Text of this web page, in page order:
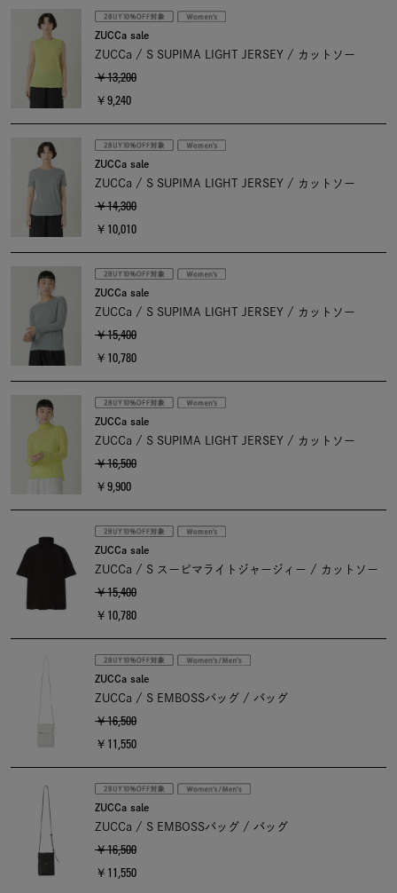
ZUCCa sale
ZUCCa / S SUPIMA LIGHT JERSEY / カットソー
￥13,200
￥9,240
ZUCCa sale
ZUCCa / S SUPIMA LIGHT JERSEY / カットソー
￥14,300
￥10,010
ZUCCa sale
ZUCCa / S SUPIMA LIGHT JERSEY / カットソー
￥15,400
￥10,780
ZUCCa sale
ZUCCa / S SUPIMA LIGHT JERSEY / カットソー
￥16,500
￥9,900
ZUCCa sale
ZUCCa / S スーピマライトジャージィー / カットソー
￥15,400
￥10,780
ZUCCa sale
ZUCCa / S EMBOSSバッグ / バッグ
￥16,500
￥11,550
ZUCCa sale
ZUCCa / S EMBOSSバッグ / バッグ
￥16,500
￥11,550